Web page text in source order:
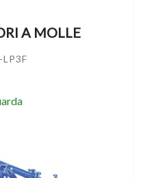
A MOLLE
LP3F